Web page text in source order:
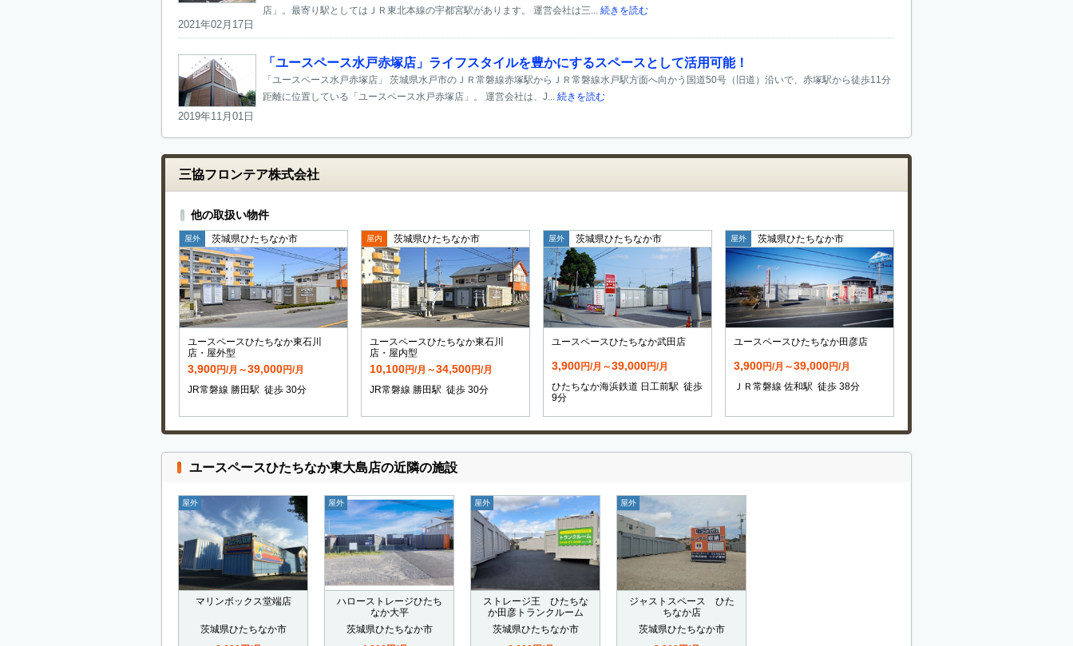
店」。最寄り駅としてはＪＲ東北本線の宇都宮駅があります。 運営会社は三...
続きを読む
2021年02月17日
「ユースペース水戸赤塚店」ライフスタイルを豊かにするスペースとして活用可能！
「ユースペース水戸赤塚店」 茨城県水戸市のＪＲ常磐線赤塚駅からＪＲ常磐線水戸駅方面へ向かう国道50号（旧道）沿いで、赤塚駅から徒歩11分
距離に位置している「ユースペース水戸赤塚店」。 運営会社は、J...
続きを読む
2019年11月01日
三協フロンテア株式会社
他の取扱い物件
屋外 茨城県ひたちなか市
ユースペースひたちなか東石川
店・屋外型
3,900円/月～39,000円/月
JR常磐線 勝田駅 徒歩 30分
屋内 茨城県ひたちなか市
ユースペースひたちなか東石川
店・屋内型
10,100円/月～34,500円/月
JR常磐線 勝田駅 徒歩 30分
屋外 茨城県ひたちなか市
ユースペースひたちなか武田店
3,900円/月～39,000円/月
ひたちなか海浜鉄道 日工前駅 徒歩
9分
屋外 茨城県ひたちなか市
ユースペースひたちなか田彦店
3,900円/月～39,000円/月
ＪＲ常磐線 佐和駅 徒歩 38分
ユースペースひたちなか東大島店の近隣の施設
屋外
マリンボックス堂端店
茨城県ひたちなか市
屋外
ハローストレージひたち
なか大平
茨城県ひたちなか市
屋外
ストレージ王 ひたちな
か田彦トランクルーム
茨城県ひたちなか市
屋外
ジャストスペース ひた
ちなか店
茨城県ひたちなか市